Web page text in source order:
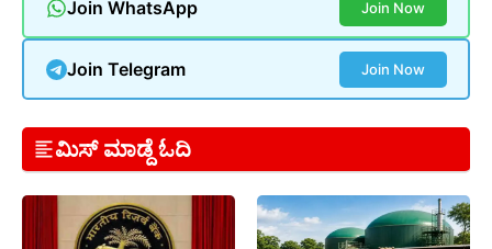
Join WhatsApp Join Now
Join Telegram Join Now
ಮಿಸ್ ಮಾಡ್ದೆ ಓದಿ